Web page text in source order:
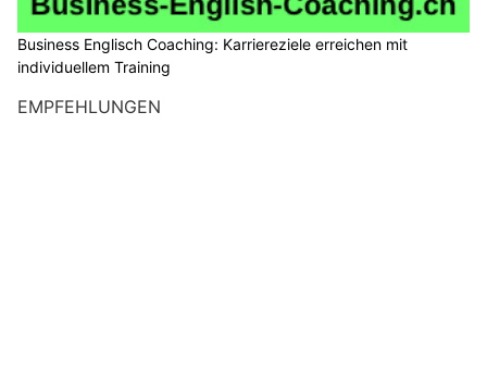
Business Englisch Coaching: Karriereziele erreichen mit
individuellem Training
EMPFEHLUNGEN